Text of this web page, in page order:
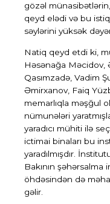
gözəl
qeyd elədi və bu
səylərini yüksək
Natiq qeyd etdi ki,
Həsənağa Məcidov,
Qasımzadə, Vadim
Əmirxanov, Faiq
memarlıqla məşğul
nümunələri
yaradıcı mühiti ilə
ictimai binaları bu
yaradılmışdır.
Bakının şəhərsalma
öhdəsindən də
gəlir.